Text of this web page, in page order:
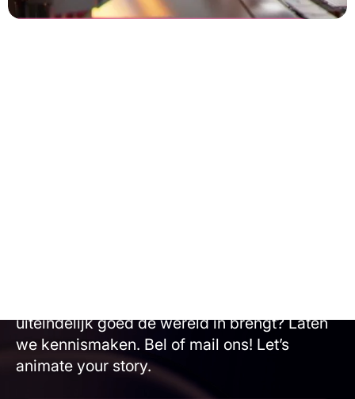
uiteindelijk goed de wereld in brengt? Laten
we kennismaken. Bel of mail ons! Let’s
animate your story.